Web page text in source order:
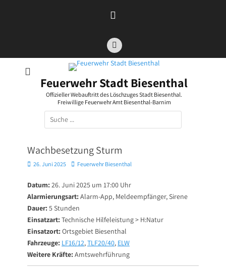
Facebook
Feuerwehr Stadt Biesenthal
Offizieller Webauftritt des Löschzuges Stadt Biesenthal.
Freiwillige Feuerwehr Amt Biesenthal-Barnim
Suchen
nach:
Wachbesetzung Sturm
Posted
26. Juni 2025 AutorFeuerwehr Biesenthal
Datum: 26. Juni 2025 um 17:00 Uhr
Alarmierungsart: Alarm-App, Meldeempfänger, Sirene
Dauer: 5 Stunden
Einsatzart: Technische Hilfeleistung > H:Natur
Einsatzort: Ortsgebiet Biesenthal
Fahrzeuge: LF16/12,TLF20/40, ELW
Weitere Kräfte: Amtswehrführung